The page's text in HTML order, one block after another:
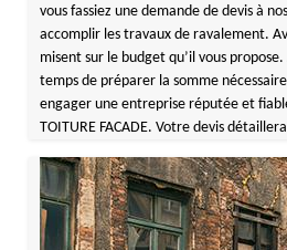
vous fassiez une demande de devis à
accomplir les travaux de ravalement.
misent sur le budget qu’il vous
temps de préparer la somme
engager une entreprise réputée et
TOITURE FACADE. Votre devis